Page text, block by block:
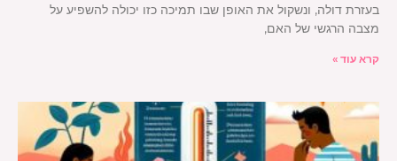
בעזרת דולה, ונשקול את האופן שבו תמיכה כזו יכולה להשפיע על
מצבה הרגשי של האם,
קרא עוד »